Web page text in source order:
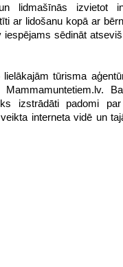
lidmašīnās izvietot
ar lidošanu kopā ar
sēdināt
tūrisma
izstrādāti padomi
interneta vidē un